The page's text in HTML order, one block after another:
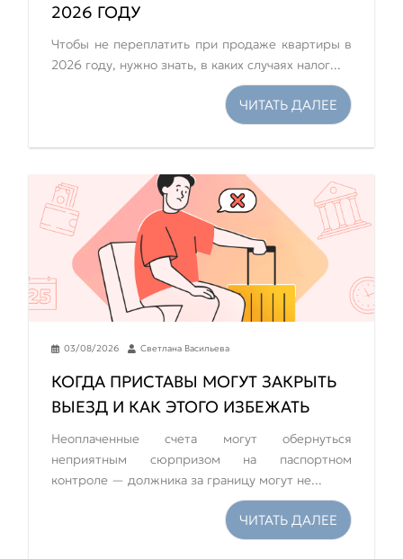
2026 ГОДУ
Чтобы не переплатить при продаже квартиры в
2026 году, нужно знать, в каких случаях налог...
ЧИТАТЬ ДАЛЕЕ
03/08/2026 Светлана Васильева
КОГДА ПРИСТАВЫ МОГУТ ЗАКРЫТЬ
ВЫЕЗД И КАК ЭТОГО ИЗБЕЖАТЬ
Неоплаченные счета могут обернуться
неприятным сюрпризом на паспортном
контроле — должника за границу могут не...
ЧИТАТЬ ДАЛЕЕ